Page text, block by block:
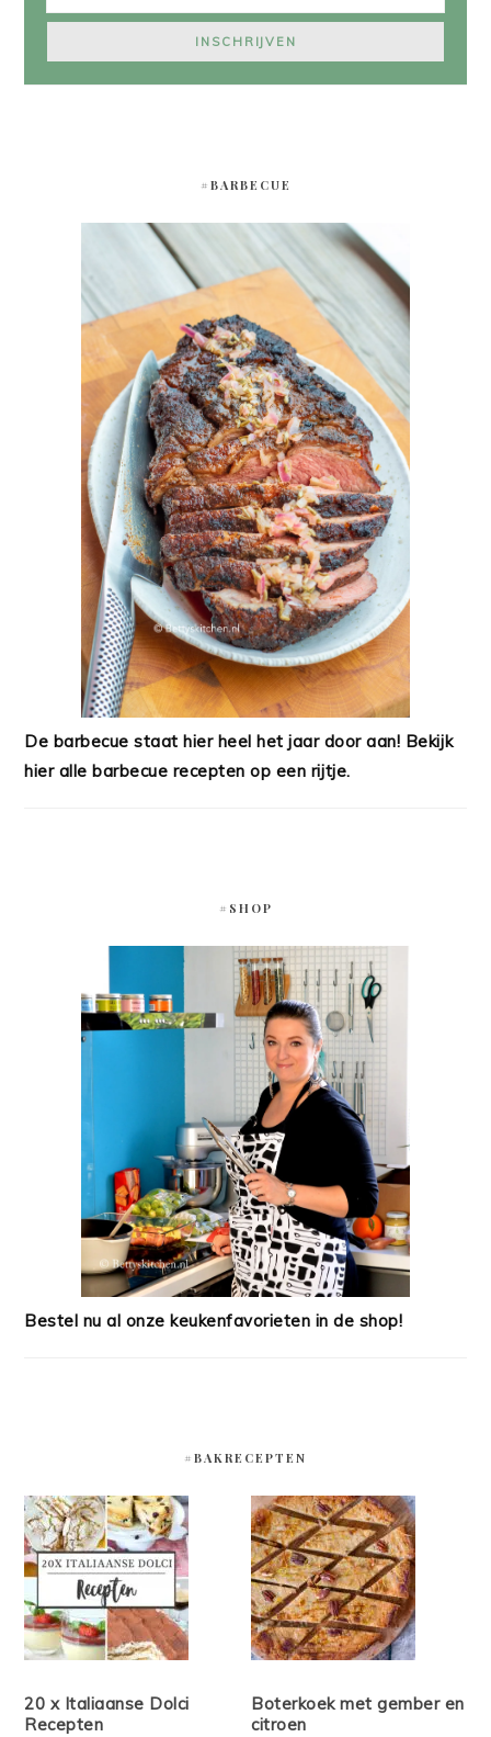
#BARBECUE
De barbecue staat hier heel het jaar door aan! Bekijk
hier alle barbecue recepten op een rijtje.
#SHOP
Bestel nu al onze keukenfavorieten in de shop!
#BAKRECEPTEN
20 x Italiaanse Dolci
Recepten
Boterkoek met gember en
citroen